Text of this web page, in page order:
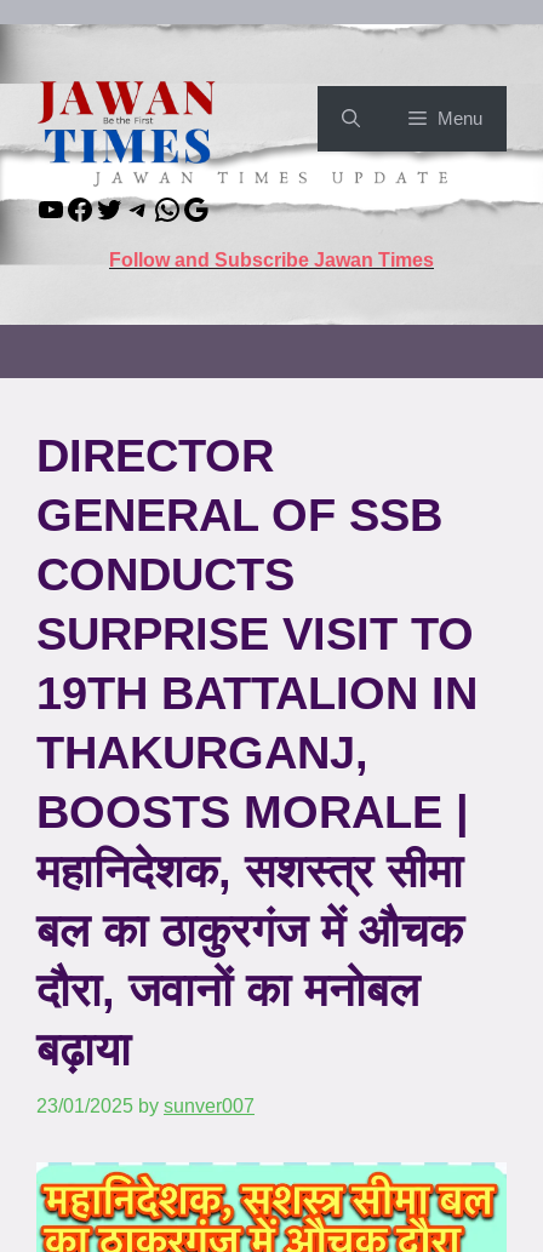
content
Menu
YouTube
Facebook
TwitterTelegram
WhatsApp
Google
Follow and Subscribe Jawan Times
DIRECTOR
GENERAL OF SSB
CONDUCTS
SURPRISE VISIT TO
19TH BATTALION IN
THAKURGANJ,
BOOSTS MORALE |
महानिदेशक, सशस्त्र सीमा
बल का ठाकुरगंज में औचक
दौरा, जवानों का मनोबल
बढ़ाया
23/01/2025 by sunver007